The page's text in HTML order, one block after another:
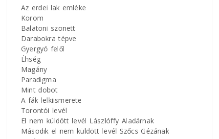
Az erdei lak emléke
Korom
Balatoni szonett
Darabokra tépve
Gyergyó felől
Éhség
Magány
Paradigma
Mint dobot
A fák lelkiismerete
Torontói levél
El nem küldött levél Lászlóffy Aladárnak
Második el nem küldött levél Szőcs Gézának